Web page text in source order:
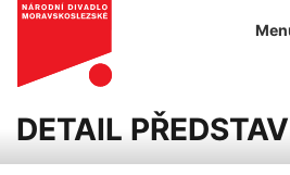
DETAIL